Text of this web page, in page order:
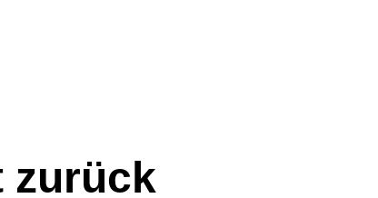
zurück